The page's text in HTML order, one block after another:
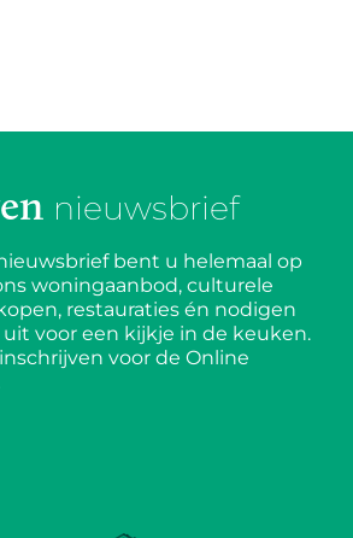
nieuwsbrief
bent u helemaal op
woningaanbod, culturele
restauraties én nodigen
voor een kijkje in de keuken.
voor de Online